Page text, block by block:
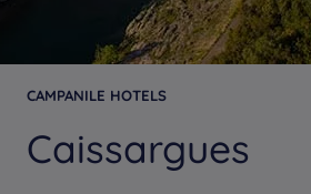
CAMPANILE HOTELS
Caissargues